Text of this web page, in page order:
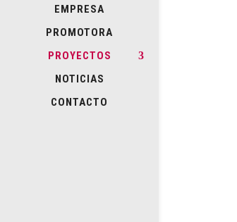
EMPRESA
PROMOTORA
PROYECTOS
NOTICIAS
CONTACTO